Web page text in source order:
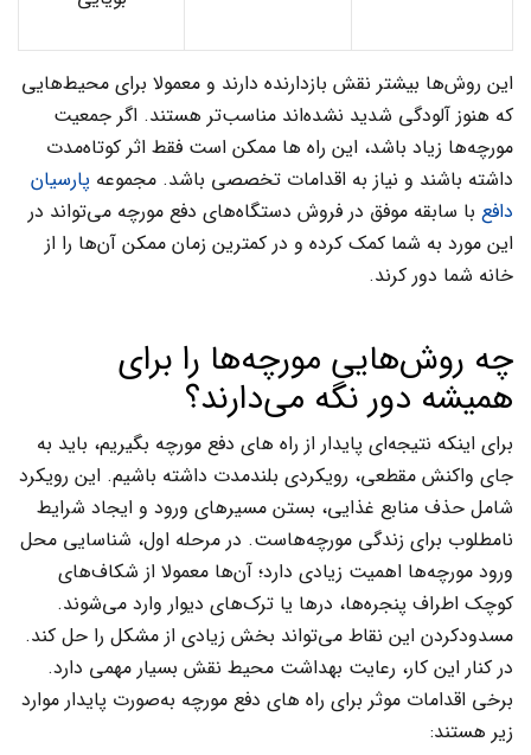
این روش‌ها بیشتر نقش بازدارنده دارند و معمولا برای محیط‌هایی
که هنوز آلودگی شدید نشده‌اند مناسب‌تر هستند. اگر جمعیت
مورچه‌ها زیاد باشد، این راه ها ممکن است فقط اثر کوتاه‌مدت
داشته باشند و نیاز به اقدامات تخصصی باشد. مجموعه پارسیان
دافع با سابقه موفق در فروش دستگاه‌های دفع مورچه می‌تواند در
این مورد به شما کمک کرده و در کمترین زمان ممکن آن‌ها را از
خانه شما دور کرند.
چه روش‌هایی مورچه‌ها را برای
همیشه دور نگه می‌دارند؟
برای اینکه نتیجه‌ای پایدار از راه های دفع مورچه بگیریم، باید به‌
جای واکنش مقطعی، رویکردی بلندمدت داشته باشیم. این رویکرد
شامل حذف منابع غذایی، بستن مسیرهای ورود و ایجاد شرایط
نامطلوب برای زندگی مورچه‌هاست. در مرحله اول، شناسایی محل
ورود مورچه‌ها اهمیت زیادی دارد؛ آن‌ها معمولا از شکاف‌های
کوچک اطراف پنجره‌ها، درها یا ترک‌های دیوار وارد می‌شوند.
مسدودکردن این نقاط می‌تواند بخش زیادی از مشکل را حل کند.
در کنار این کار، رعایت بهداشت محیط نقش بسیار مهمی دارد.
برخی اقدامات موثر برای راه های دفع مورچه به‌صورت پایدار موارد
زیر هستند: